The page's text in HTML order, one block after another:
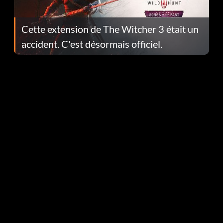
Cette extension de The Witcher 3 était un
accident. C'est désormais officiel.